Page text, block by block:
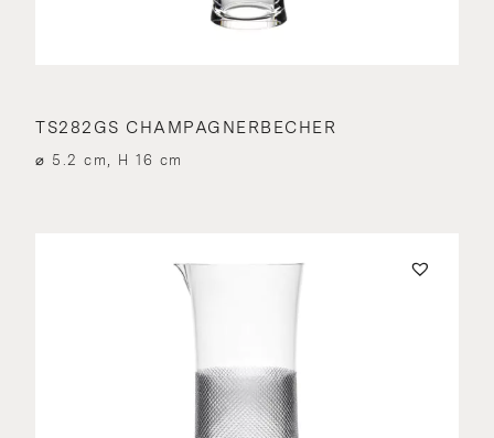
TS282GS CHAMPAGNERBECHER
⌀ 5.2 cm, H 16 cm